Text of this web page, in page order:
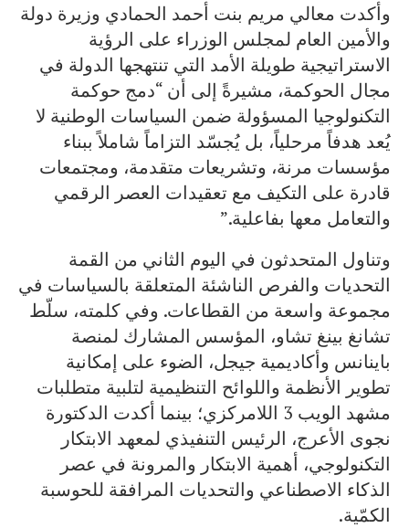
وأكدت معالي مريم بنت أحمد الحمادي وزيرة دولة
والأمين العام لمجلس الوزراء على الرؤية
الاستراتيجية طويلة الأمد التي تنتهجها الدولة في
مجال الحوكمة، مشيرةً إلى أن “دمج حوكمة
التكنولوجيا المسؤولة ضمن السياسات الوطنية لا
يُعد هدفاً مرحلياً، بل يُجسّد التزاماً شاملاً ببناء
مؤسسات مرنة، وتشريعات متقدمة، ومجتمعات
قادرة على التكيف مع تعقيدات العصر الرقمي
والتعامل معها بفاعلية.”
وتناول المتحدثون في اليوم الثاني من القمة
التحديات والفرص الناشئة المتعلقة بالسياسات في
مجموعة واسعة من القطاعات. وفي كلمته، سلّط
تشانغ بينغ تشاو، المؤسس المشارك لمنصة
باينانس وأكاديمية جيجل، الضوء على إمكانية
تطوير الأنظمة واللوائح التنظيمية لتلبية متطلبات
مشهد الويب 3 اللامركزي؛ بينما أكدت الدكتورة
نجوى الأعرج، الرئيس التنفيذي لمعهد الابتكار
التكنولوجي، أهمية الابتكار والمرونة في عصر
الذكاء الاصطناعي والتحديات المرافقة للحوسبة
الكمّية.